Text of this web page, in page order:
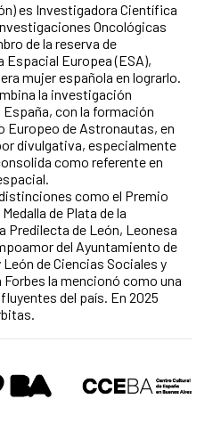
es Investigadora Científica
Oncológicas
de la reserva de
Europea (ESA),
mujer española en lograrlo.
la investigación
con la formación
Europeo de Astronautas, en
divulgativa, especialmente
como referente en
como el Premio
de Plata de la
Predilecta de León, Leonesa
del Ayuntamiento de
de Ciencias Sociales y
la mencionó como una
del país. En 2025